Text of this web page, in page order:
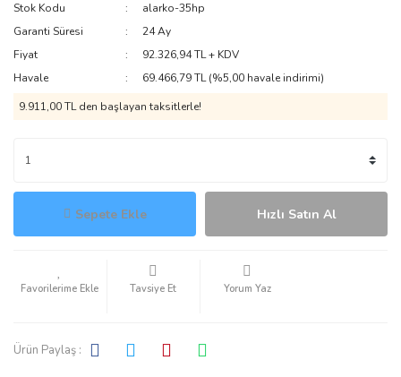
Stok Kodu
alarko-35hp
Garanti Süresi
24 Ay
Fiyat
92.326,94 TL + KDV
Havale
69.466,79 TL (%5,00 havale indirimi)
9.911,00 TL den başlayan taksitlerle!
Sepete Ekle Hızlı Satın Al
Tavsiye Et Yorum Yaz
Ürün Paylaş :